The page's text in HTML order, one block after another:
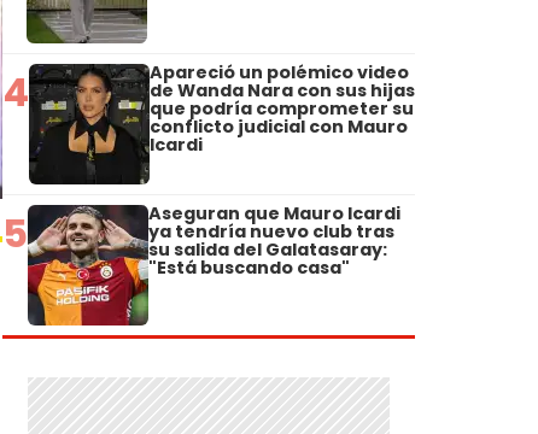
4 Apareció un polémico video
de Wanda Nara con sus hijas
que podría comprometer su
conflicto judicial con Mauro
Icardi
5 Aseguran que Mauro Icardi
ya tendría nuevo club tras
su salida del Galatasaray:
"Está buscando casa"